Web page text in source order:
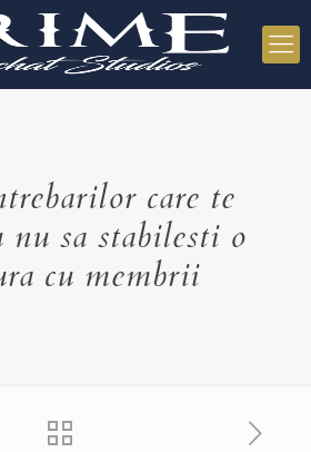
care te
nu sa stabilesti o
cu membrii